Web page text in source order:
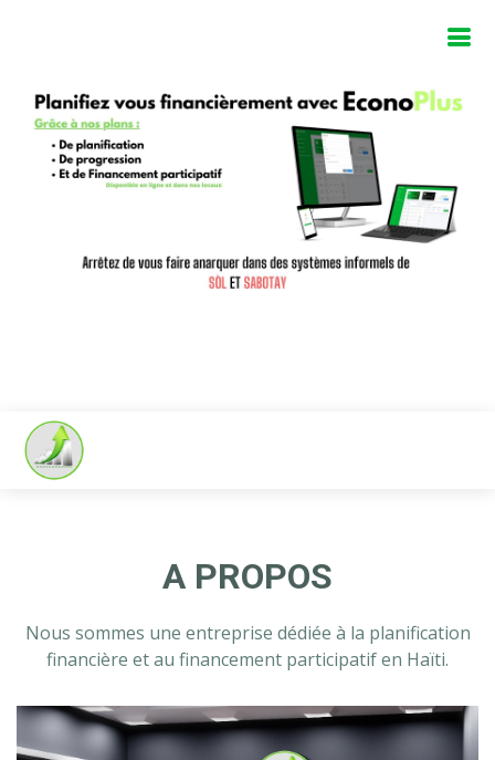
A PROPOS
Nous sommes une entreprise dédiée à la planification
financière et au financement participatif en Haïti.